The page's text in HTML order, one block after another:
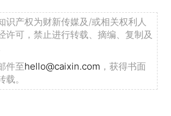
识产权为财新传媒及/或相关权利人
许可，禁止进行转载、摘编、复制及
件至hello@caixin.com ，获得书面
。